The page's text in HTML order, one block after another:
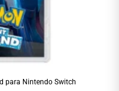
para Nintendo Switch